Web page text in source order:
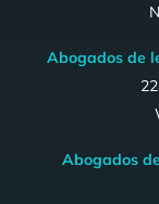
Abogados de
Abogados